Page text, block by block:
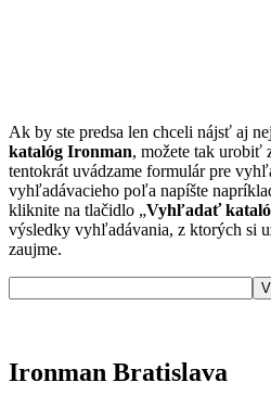
Ak by ste predsa len chceli nájsť aj
katalóg Ironman, možete tak urobiť
tentokrát uvádzame formulár pre
vyhľadávacieho poľa napíšte
kliknite na tlačidlo „Vyhľadať
výsledky vyhľadávania, z ktorých si
zaujme.
Ironman Bratislava